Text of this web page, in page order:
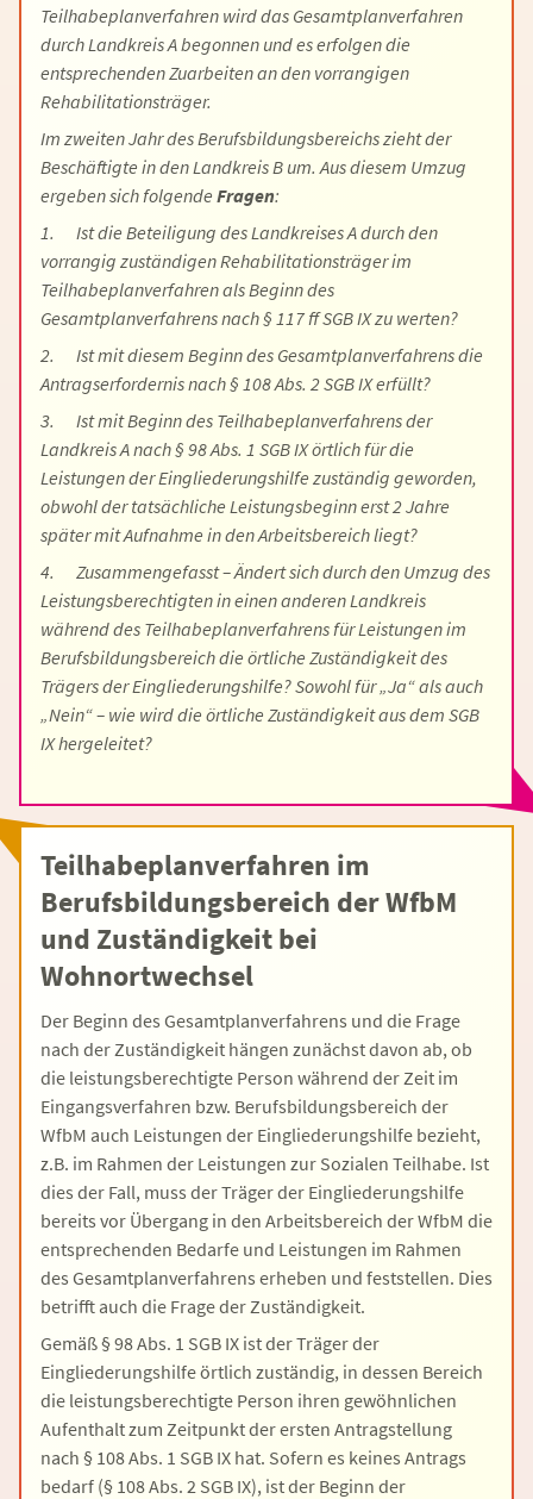
Teilhabeplanverfahren wird das Gesamtplanverfahren
durch Landkreis A begonnen und es erfolgen die
entsprechenden Zuarbeiten an den vorrangigen
Rehabilitationsträger.
Im zweiten Jahr des Berufsbildungsbereichs zieht der
Beschäftigte in den Landkreis B um. Aus diesem Umzug
ergeben sich folgende Fragen:
1. Ist die Beteiligung des Landkreises A durch den
vorrangig zuständigen Rehabilitationsträger im
Teilhabeplanverfahren als Beginn des
Gesamtplanverfahrens nach § 117 ff SGB IX zu werten?
2. Ist mit diesem Beginn des Gesamtplanverfahrens die
Antragserfordernis nach § 108 Abs. 2 SGB IX erfüllt?
3. Ist mit Beginn des Teilhabeplanverfahrens der
Landkreis A nach § 98 Abs. 1 SGB IX örtlich für die
Leistungen der Eingliederungshilfe zuständig geworden,
obwohl der tatsächliche Leistungsbeginn erst 2 Jahre
später mit Aufnahme in den Arbeitsbereich liegt?
4. Zusammengefasst – Ändert sich durch den Umzug des
Leistungsberechtigten in einen anderen Landkreis
während des Teilhabeplanverfahrens für Leistungen im
Berufsbildungsbereich die örtliche Zuständigkeit des
Trägers der Eingliederungshilfe? Sowohl für „Ja“ als auch
„Nein“ – wie wird die örtliche Zuständigkeit aus dem SGB
IX hergeleitet?
Teilhabeplanverfahren im
Berufsbildungsbereich der WfbM
und Zuständigkeit bei
Wohnortwechsel
Der Beginn des Gesamtplanverfahrens und die Frage
nach der Zuständigkeit hängen zunächst davon ab, ob
die leistungsberechtigte Person während der Zeit im
Eingangsverfahren bzw. Berufsbildungsbereich der
WfbM auch Leistungen der Eingliederungshilfe bezieht,
z.B. im Rahmen der Leistungen zur Sozialen Teilhabe. Ist
dies der Fall, muss der Träger der Eingliederungshilfe
bereits vor Übergang in den Arbeitsbereich der WfbM die
entsprechenden Bedarfe und Leistungen im Rahmen
des Gesamtplanverfahrens erheben und feststellen. Dies
betrifft auch die Frage der Zuständigkeit.
Gemäß § 98 Abs. 1 SGB IX ist der Träger der
Eingliederungshilfe örtlich zuständig, in dessen Bereich
die leistungsberechtigte Person ihren gewöhnlichen
Aufenthalt zum Zeitpunkt der ersten Antragstellung
nach § 108 Abs. 1 SGB IX hat. Sofern es keines Antrags
bedarf (§ 108 Abs. 2 SGB IX), ist der Beginn der